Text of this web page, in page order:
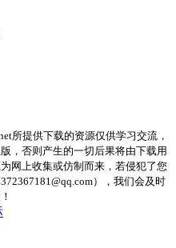
所提供下载的资源仅供学习交流，
，否则产生的一切后果将由下载用
网上收集或仿制而来，若侵犯了您
），我们会及时